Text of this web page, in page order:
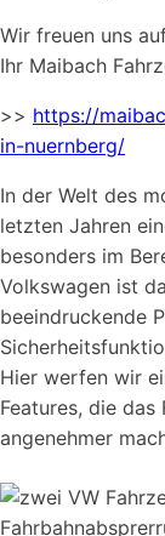
Wir freuen uns
Ihr Maibach
>> https://
in-nuernberg/
In der Welt des
letzten Jahren
besonders im
Volkswagen ist
beeindruckende
Hier werfen wir
Features, die
angenehmer